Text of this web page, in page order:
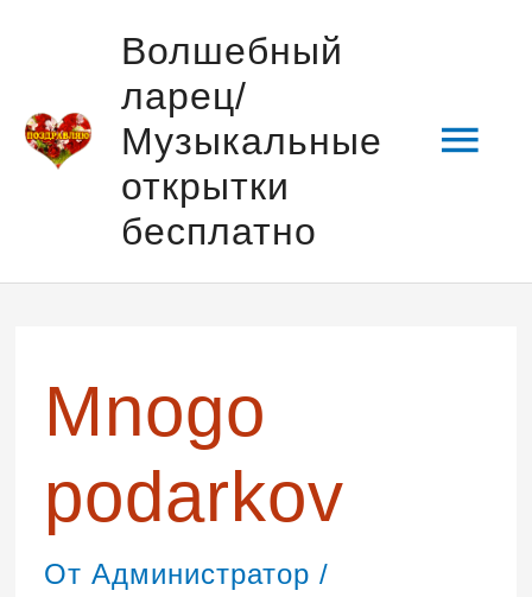
содержимому
Волшебный
ларец/
Музыкальные
открытки
бесплатно
Mnogo
podarkov
От Администратор /